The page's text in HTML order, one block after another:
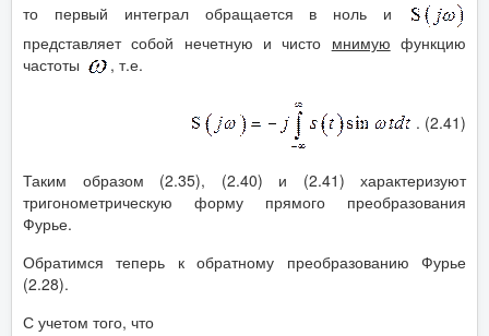
то первый интеграл обращается в ноль и
представляет собой нечетную и чисто мнимую функцию
частоты
, т.е.
. (2.41)
Таким образом (2.35), (2.40) и (2.41) характеризуют
тригонометрическую форму прямого преобразования
Фурье.
Обратимся теперь к обратному преобразованию Фурье
(2.28).
С учетом того, что